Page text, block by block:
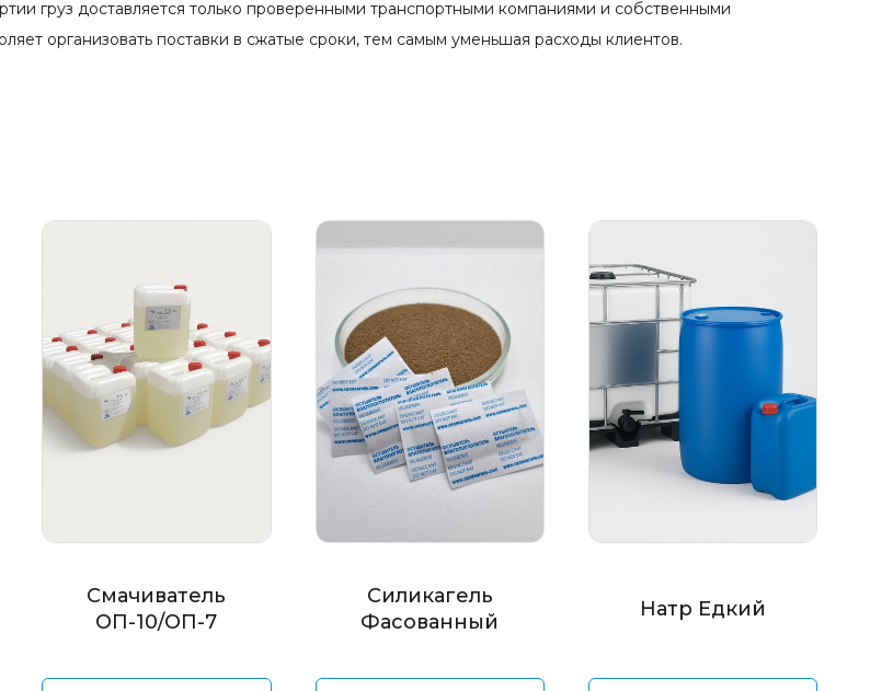
груз доставляется только проверенными транспортными компаниями и собственными
организовать поставки в сжатые сроки, тем самым уменьшая расходы клиентов.
Смачиватель
ОП-10/ОП-7
Силикагель
Фасованный
Натр Едкий